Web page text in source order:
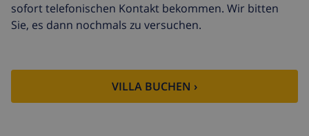
sofort telefonischen Kontakt bekommen. Wir bitten
Sie, es dann nochmals zu versuchen.
VILLA BUCHEN ›